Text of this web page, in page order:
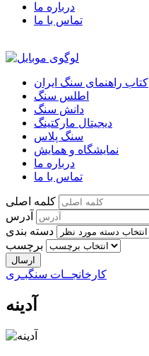
درباره ما
تماس با ما
کتاب راهنمای سنگ ایران
اطلس سنگ
دانش سنگ
دیجیتال مارکتینگ
سنگ پلاس
نمایشگاه و همایش
درباره ما
تماس با ما
کلمه اصلی
آدرس
دسته بندی
برچسب
کارخانجــات سنگبـری
آدینه